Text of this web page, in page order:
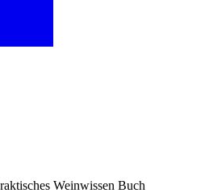
Weinwissen Buch